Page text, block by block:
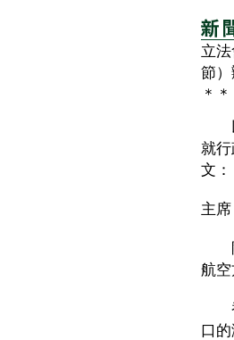
立
節）
＊
以
就
文：
主席
剛
航
香
口